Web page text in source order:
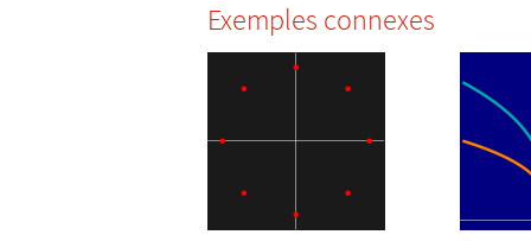
Exemples connexes